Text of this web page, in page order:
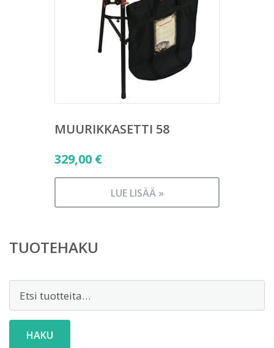
MUURIKKASETTI 58
329,00 €
LUE LISÄÄ »
TUOTEHAKU
HAKU